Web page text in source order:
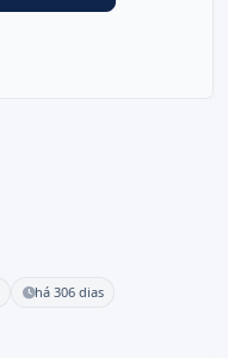
há 306 dias